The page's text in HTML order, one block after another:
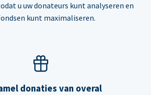
u uw donateurs kunt analyseren en
kunt maximaliseren.
donaties van overal